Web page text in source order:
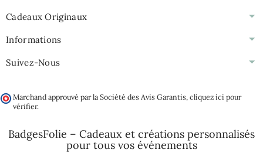
Cadeaux Originaux
Informations
Suivez-Nous
Marchand approuvé par la Société des Avis Garantis, cliquez ici pour
vérifier.
BadgesFolie – Cadeaux et créations personnalisés
pour tous vos événements